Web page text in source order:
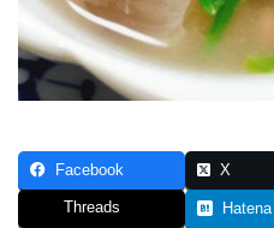
Facebook X
Threads Hatena